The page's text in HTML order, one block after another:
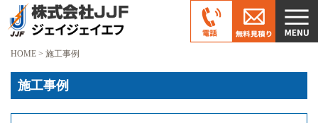
HOME > 施工事例
施工事例